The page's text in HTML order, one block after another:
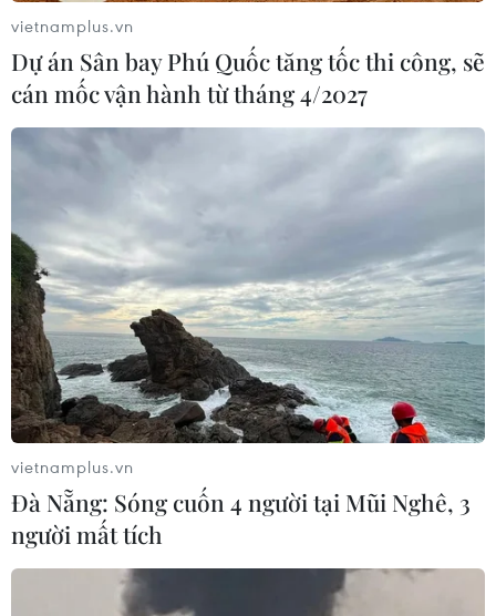
vietnamplus.vn
Dự án Sân bay Phú Quốc tăng tốc thi công, sẽ
cán mốc vận hành từ tháng 4/2027
vietnamplus.vn
Đà Nẵng: Sóng cuốn 4 người tại Mũi Nghê, 3
người mất tích